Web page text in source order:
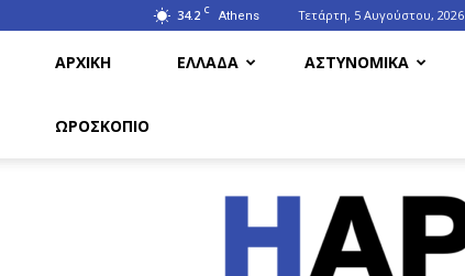
34.2 C Athens Τετάρτη, 5 Αυγούστου, 2026
ΑΡΧΙΚΗ ΕΛΛΑΔΑ ΑΣΤΥΝΟΜΙΚΑ
ΩΡΟΣΚΟΠΙΟ